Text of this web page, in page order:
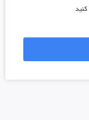
کنید